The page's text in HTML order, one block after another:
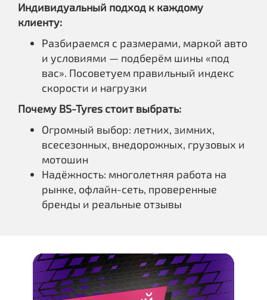
Индивидуальный подход к каждому
клиенту:
Разбираемся с размерами, маркой авто
и условиями — подберём шины «под
вас». Посоветуем правильный индекс
скорости и нагрузки
Почему BS-Tyres стоит выбрать:
Огромный выбор: летних, зимних,
всесезонных, внедорожных, грузовых и
мотошин
Надёжность: многолетняя работа на
рынке, офлайн-сеть, проверенные
бренды и реальные отзывы